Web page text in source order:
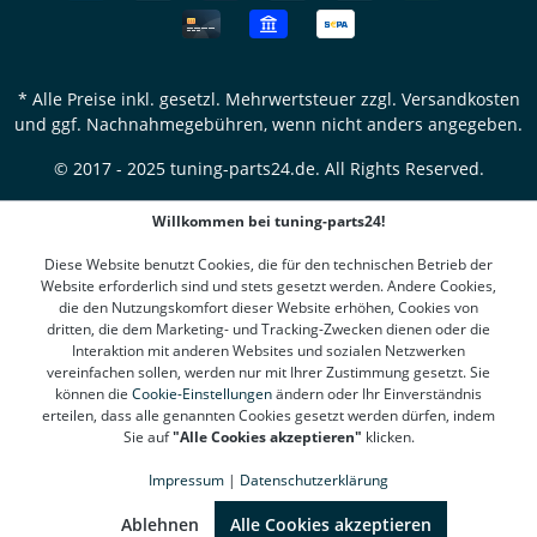
* Alle Preise inkl. gesetzl. Mehrwertsteuer zzgl. Versandkosten
und ggf. Nachnahmegebühren, wenn nicht anders angegeben.
© 2017 - 2025 tuning-parts24.de. All Rights Reserved.
Willkommen bei tuning-parts24!
Diese Website benutzt Cookies, die für den technischen Betrieb der
Website erforderlich sind und stets gesetzt werden. Andere Cookies,
die den Nutzungskomfort dieser Website erhöhen, Cookies von
dritten, die dem Marketing- und Tracking-Zwecken dienen oder die
Interaktion mit anderen Websites und sozialen Netzwerken
vereinfachen sollen, werden nur mit Ihrer Zustimmung gesetzt. Sie
können die Cookie-Einstellungenändern oder Ihr Einverständnis
erteilen, dass alle genannten Cookies gesetzt werden dürfen, indem
Sie auf"Alle Cookies akzeptieren" klicken.
Impressum | Datenschutzerklärung
Ablehnen Alle Cookies akzeptieren
(4.78 / 5)
1311 Bewertungen bei: google.de, shopvote.de ⓘ
Informationen zur Echtheit der Bewertungen